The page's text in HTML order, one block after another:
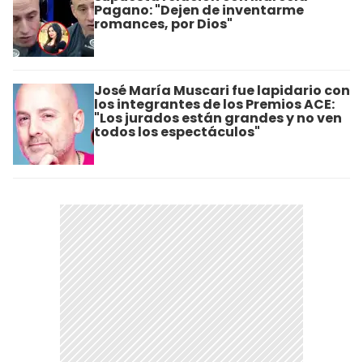
Pagano: "Dejen de inventarme
romances, por Dios"
José María Muscari fue lapidario con
los integrantes de los Premios ACE:
"Los jurados están grandes y no ven
todos los espectáculos"